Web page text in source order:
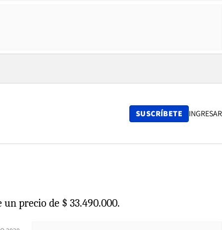
SUSCRÍBETE INGRESAR
precio de $ 33.490.000.